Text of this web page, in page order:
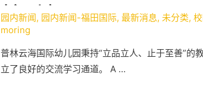
校-培正
园内新闻, 园内新闻-福田国际,最新消息, 未分类,
moring
普林云海国际幼儿园秉持“立品立人、止于至善”的
立了良好的交流学习通道。 A …